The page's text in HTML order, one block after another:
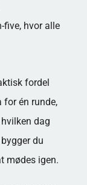
five, hvor alle
fordel
én runde,
dag
du
mødes igen.